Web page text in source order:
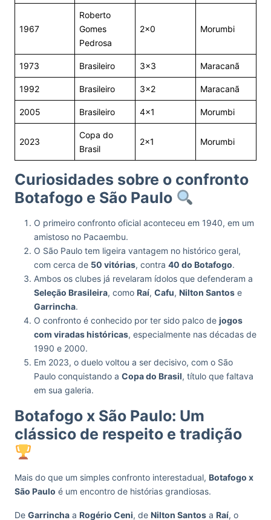
1967
Roberto
Gomes
Pedrosa
2×0 Morumbi
1973 Brasileiro 3×3 Maracanã
1992 Brasileiro 3×2 Maracanã
2005 Brasileiro 4×1 Morumbi
2023
Copa do
Brasil
2×1 Morumbi
Curiosidades sobre o confronto
Botafogo e São Paulo
O primeiro confronto oficial aconteceu em 1940, em um
amistoso no Pacaembu.
O São Paulo tem ligeira vantagem no histórico geral,
com cerca de 50 vitórias, contra 40 do Botafogo.
Ambos os clubes já revelaram ídolos que defenderam a
Seleção Brasileira, como Raí, Cafu, Nilton Santos e
Garrincha.
O confronto é conhecido por ter sido palco de jogos
com viradas históricas, especialmente nas décadas de
1990 e 2000.
Em 2023, o duelo voltou a ser decisivo, com o São
Paulo conquistando a Copa do Brasil, título que faltava
em sua galeria.
Botafogo x São Paulo: Um
clássico de respeito e tradição
Mais do que um simples confronto interestadual, Botafogo x
São Paulo é um encontro de histórias grandiosas.
De Garrincha a Rogério Ceni, de Nilton Santos a Raí, o